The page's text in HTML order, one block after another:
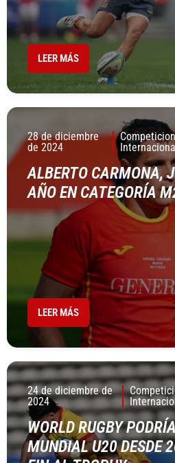
LEER MÁS
28 de diciembre
de 2024
ALBERTO CARMONA,
AÑO EN CATEGORÍA
LEER MÁS
24 de diciembre de
2024
WORLD RUGBY
MUNDIAL U20 DESDE